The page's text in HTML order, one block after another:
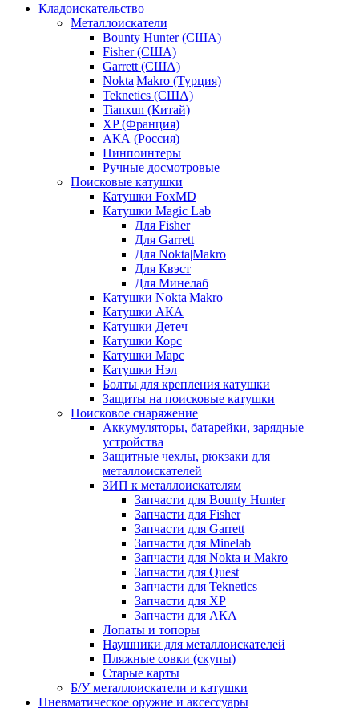
Кладоискательство
Металлоискатели
Bounty Hunter (США)
Fisher (США)
Garrett (США)
Nokta|Makro (Турция)
Teknetics (США)
Tianxun (Китай)
XP (Франция)
АКА (Россия)
Пинпоинтеры
Ручные досмотровые
Поисковые катушки
Катушки FoxMD
Катушки Magic Lab
Для Fisher
Для Garrett
Для Nokta|Makro
Для Квэст
Для Минелаб
Катушки Nokta|Makro
Катушки АКА
Катушки Детеч
Катушки Корс
Катушки Марс
Катушки Нэл
Болты для крепления катушки
Защиты на поисковые катушки
Поисковое снаряжение
Аккумуляторы, батарейки, зарядные
устройства
Защитные чехлы, рюкзаки для
металлоискателей
ЗИП к металлоискателям
Запчасти для Bounty Hunter
Запчасти для Fisher
Запчасти для Garrett
Запчасти для Minelab
Запчасти для Nokta и Makro
Запчасти для Quest
Запчасти для Teknetics
Запчасти для XP
Запчасти для АКА
Лопаты и топоры
Наушники для металлоискателей
Пляжные совки (скупы)
Старые карты
Б/У металлоискатели и катушки
Пневматическое оружие и аксессуары